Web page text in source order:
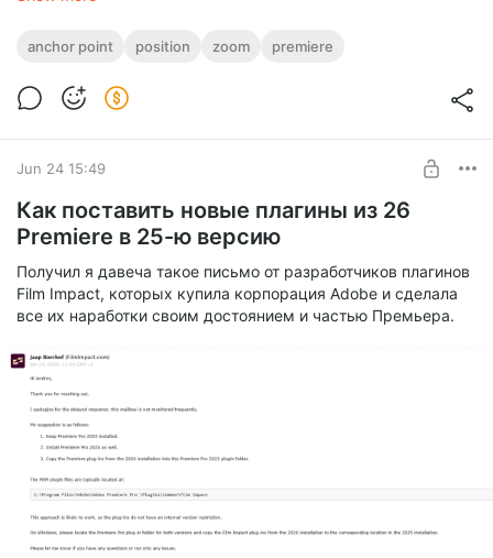
anchor point position zoom premiere
Jun 24 15:49
Как поставить новые плагины из 26
Premiere в 25-ю версию
Получил я давеча такое письмо от разработчиков плагинов
Film Impact, которых купила корпорация Adobe и сделала
все их наработки своим достоянием и частью Премьера.